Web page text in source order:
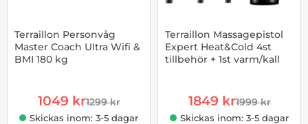
Terraillon Personvåg
Master Coach Ultra Wifi &
BMI 180 kg
rea pris
1049 krtidigare pris
1299 kr
Skickas inom: 3-5 dagar
Terraillon Massagepistol
Expert Heat&Cold 4st
tillbehör + 1st varm/kall
rea pris
1849 krtidigare pris
1999 kr
Skickas inom: 3-5 dagar